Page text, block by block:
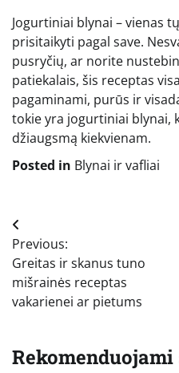
Jogurtiniai blynai – vienas
prisitaikyti pagal save.
pusryčių, ar norite
patiekalais, šis receptas
pagaminami, purūs ir
tokie yra jogurtiniai blynai,
džiaugsmą kiekvienam.
Posted in Blynai ir vafliai
Navigacija
tarp
įrašų
Previous:
Greitas ir skanus tuno
mišrainės receptas
vakarienei ar pietums